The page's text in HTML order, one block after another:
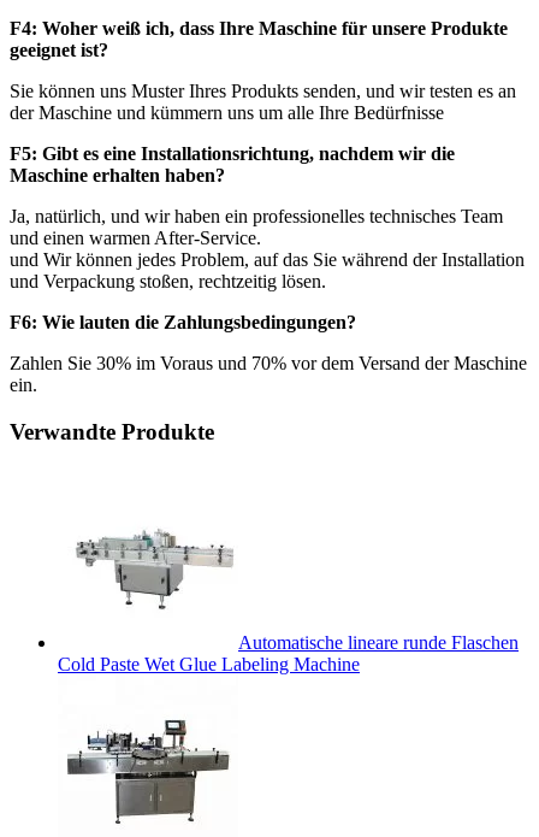
F4: Woher weiß ich, dass Ihre Maschine für unsere Produkte
geeignet ist?
Sie können uns Muster Ihres Produkts senden, und wir testen es an
der Maschine und kümmern uns um alle Ihre Bedürfnisse
F5: Gibt es eine Installationsrichtung, nachdem wir die
Maschine erhalten haben?
Ja, natürlich, und wir haben ein professionelles technisches Team
und einen warmen After-Service.
und Wir können jedes Problem, auf das Sie während der Installation
und Verpackung stoßen, rechtzeitig lösen.
F6: Wie lauten die Zahlungsbedingungen?
Zahlen Sie 30% im Voraus und 70% vor dem Versand der Maschine
ein.
Verwandte Produkte
Automatische lineare runde Flaschen
Cold Paste Wet Glue Labeling Machine